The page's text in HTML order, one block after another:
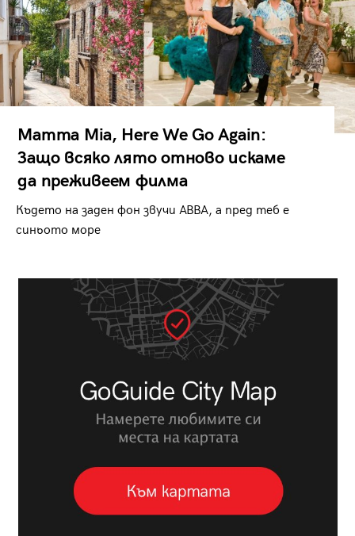
Mamma Mia, Here We Go Again:
Защо всяко лято отново искаме
да преживеем филма
Където на заден фон звучи ABBA, а пред теб е
синьото море